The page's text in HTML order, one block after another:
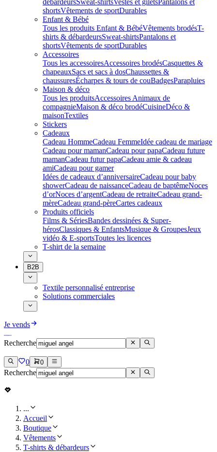
débardeursSweat-shirtsVestes et giletsPantalons et
shortsVêtements de sportDurables
Enfant & Bébé
Tous les produits Enfant & BébéVêtements brodésT-
shirts & débardeursSweat-shirtsPantalons et
shortsVêtements de sportDurables
Accessoires
Tous les accessoiresAccessoires brodésCasquettes &
chapeauxSacs et sacs à dosChaussettes &
chaussuresÉcharpes & tours de couBadgesParapluies
Maison & déco
Tous les produitsAccessoires Animaux de
compagnieMaison & déco brodéCuisineDéco &
maisonTextiles
Stickers
Cadeaux
Cadeau HommeCadeau FemmeIdée cadeau de mariage​
Cadeau pour mamanCadeau pour papaCadeau future
mamanCadeau futur papaCadeau amie & cadeau
amiCadeau pour gamer
Idées de cadeaux d’anniversaireCadeau pour baby
showerCadeau de naissanceCadeau de baptêmeNoces
d’orNoces d’argentCadeau de retraiteCadeau grand-
mèreCadeau grand-pèreCartes cadeaux
Produits officiels
Films & SériesBandes dessinées & Super-
hérosClassiques & EnfantsMusique & GroupesJeux
vidéo & E-sportsToutes les licences
T-shirt de la semaine
B2B
Textile personnalisé entreprise
Solutions commerciales
Je vends
Recherche
0 0
Recherche
...
Accueil
Boutique
Vêtements
T-shirts & débardeurs